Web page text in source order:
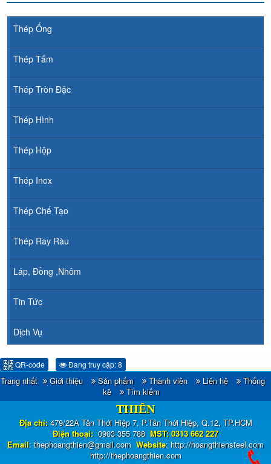
Thép Ống
Thép Tấm
Thép Tròn Đặc
Thép Hình
Thép Hộp
Thép Inox
Thép Chế Tạo
Thép Ray Ràu
Láp, Đồng ,Nhôm
Tin Tức
Dịch Vụ
QR-code Đang truy cập: 8
Trang nhất Giới thiệu Sản phẩm Thành viên Liên hệ
Thống
kê
Tìm kiếm
CÔNG TY TNHH ĐẦU TƯ TM - XNK HOÀNG
THIÊN
Địa chỉ:479/22A Tân Thới Hiệp 7, P.Tân Thới Hiệp, Q.12, TP.HCM
Điện thoại: 0903 355 788 MST: 0313 662 227
Email: thephoangthien@gmail.com Website: http://hoangthiensteel.com
http://thephoangthien.com